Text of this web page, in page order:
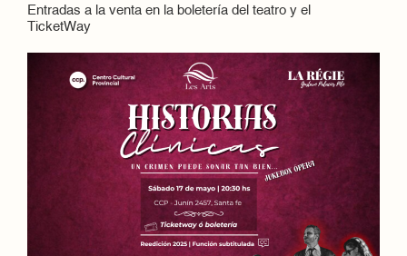
Entradas a la venta en la boletería del teatro y el
TicketWay